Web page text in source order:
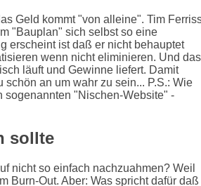
Geld kommt "von alleine". Tim
"Bauplan" sich selbst so eine
erscheint ist daß er nicht behauptet
wenn nicht eliminieren. Und das
läuft und Gewinne liefert. Damit
an um wahr zu sein... P.S.: Wie
sogenannten "Nischen-Website" -
sollte
nicht so einfach nachzuahmen? Weil
Burn-Out. Aber: Was spricht dafür daß